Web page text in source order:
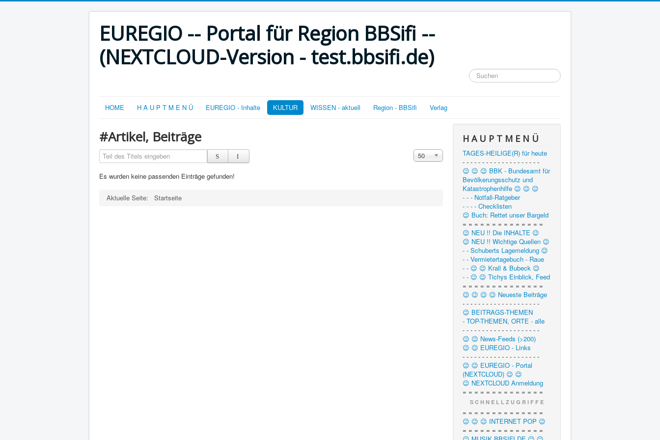
EUREGIO -- Portal für Region BBSifi --
(NEXTCLOUD-Version - test.bbsifi.de)
Suchen
...
HOME H A U P T M E N Ü EUREGIO - Inhalte KULTUR WISSEN - aktuell Region - BBSifi Verlag
#Artikel, Beiträge
Teil des Titels eingeben Anzeige #
50
Es wurden keine passenden Einträge gefunden!
Aktuelle Seite: Startseite
H A U P T M E N Ü
TAGES-HEILIGE(R) für heute
- - - - - - - - - - - - - - - - - - - -
😉 😉 😉 BBK - Bundesamt für
Bevölkerungsschutz und
Katastrophenhilfe 😉 😉 😉
- - - Notfall-Ratgeber
- - - - Checklisten
😉 Buch: Rettet unser Bargeld
= = = = = = = = = = = = = =
😉 NEU !! Die INHALTE 😉
😉 NEU !! Wichtige Quellen 😉
- - Schuberts Lagemeldung 😉
- - Vermietertagebuch - Raue
- - 😉 😉 Krall & Bubeck 😉
- - 😉 😉 Tichys Einblick, Feed
= = = = = = = = = = = = = =
😉 😉 😉 😉 Neueste Beiträge
- - - - - - - - - - - - - - - - - - - -
😉 BEITRAGS-THEMEN
- TOP-THEMEN, ORTE - alle
- - - - - - - - - - - - - - - - - - - -
😉 😉 News-Feeds (>200)
😉 😉 EUREGIO - Links
- - - - - - - - - - - - - - - - - - - -
😉 😉 EUREGIO - Portal
(NEXTCLOUD) 😉 😉
😉 NEXTCLOUD Anmeldung
= = = = = = = = = = = = = =
S C H N E L L Z U G R I F F E
= = = = = = = = = = = = = =
😉 😉 😉 INTERNET POP 😉
= = = = = = = = = = = = = =